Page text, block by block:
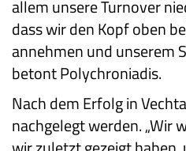
allem unsere Turnover
dass wir den Kopf oben
annehmen und unserem
betont Polychroniadis.
Nach dem Erfolg in
nachgelegt werden. „Wir